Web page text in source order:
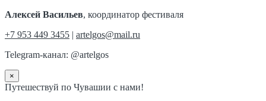
Алексей Васильев, координатор фестиваля
+7 953 449 3455 | artelgos@mail.ru
Telegram-канал: @artelgos
×
Путешествуй по Чувашии с нами!